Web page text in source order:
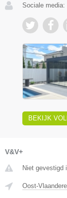
Sociale media:
BEKIJK
V&V+
Niet gevestigd
Oost-